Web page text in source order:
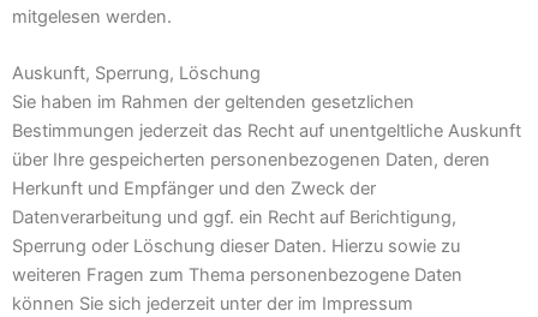
mitgelesen werden.
Auskunft, Sperrung, Löschung
Sie haben im Rahmen der geltenden gesetzlichen
Bestimmungen jederzeit das Recht auf unentgeltliche Auskunft
über Ihre gespeicherten personenbezogenen Daten, deren
Herkunft und Empfänger und den Zweck der
Datenverarbeitung und ggf. ein Recht auf Berichtigung,
Sperrung oder Löschung dieser Daten. Hierzu sowie zu
weiteren Fragen zum Thema personenbezogene Daten
können Sie sich jederzeit unter der im Impressum